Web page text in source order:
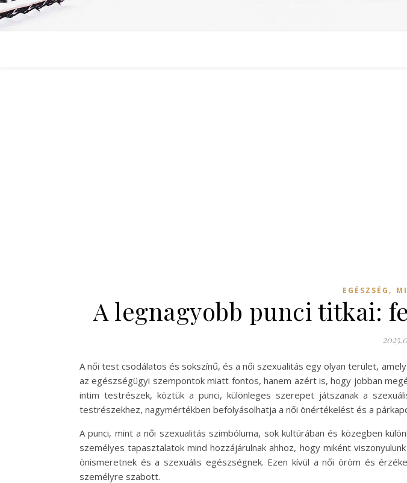
EGÉSZSÉG ,
A legnagyobb punci titkai:
A női test csodálatos és sokszínű, és a női szexualitás egy olyan terület,
az egészségügyi szempontok miatt fontos, hanem azért is, hogy jobban
intim testrészek, köztük a punci, különleges szerepet játszanak a
testrészekhez, nagymértékben befolyásolhatja a női önértékelést és a
A punci, mint a női szexualitás szimbóluma, sok kultúrában és közegben
személyes tapasztalatok mind hozzájárulnak ahhoz, hogy miként
önismeretnek és a szexuális egészségnek. Ezen kívül a női öröm és
személyre szabott.